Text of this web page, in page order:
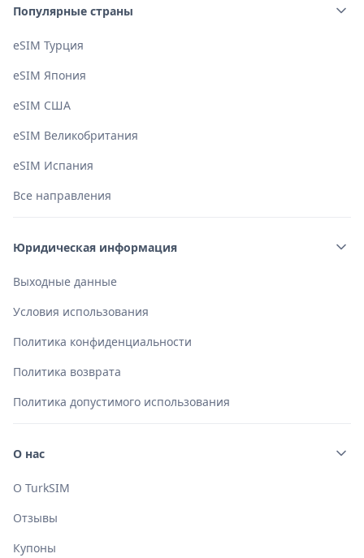
рекомендуем отключить роуминг данных для основной
Популярные страны
eSIM Турция
eSIM Япония
eSIM США
eSIM Великобритания
eSIM Испания
Все направления
Юридическая информация
Выходные данные
Условия использования
Политика конфиденциальности
Политика возврата
Политика допустимого использования
О нас
О TurkSIM
Отзывы
Купоны